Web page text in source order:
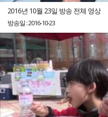
2016년 10월 23일 방송 전체 영상
방송일 : 2016-10-23